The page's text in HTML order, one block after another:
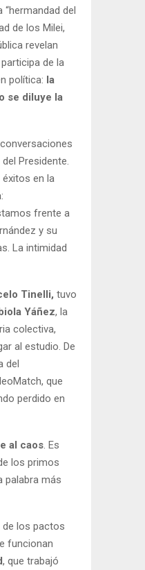
del
de los Milei,
revelan
de la
política: la
se diluye la
Presidente.
en la
:
frente a
y su
La intimidad
Tinelli, tuvo
Yáñez, la
colectiva,
al estudio. De
del
que
perdido en
al caos . Es
los primos
palabra más
de los pactos
funcionan
, que trabajó